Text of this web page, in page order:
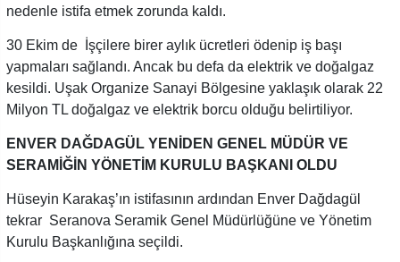
nedenle istifa etmek zorunda kaldı.
30 Ekim de İşçilere birer aylık ücretleri ödenip iş başı
yapmaları sağlandı. Ancak bu defa da elektrik ve doğalgaz
kesildi. Uşak Organize Sanayi Bölgesine yaklaşık olarak 22
Milyon TL doğalgaz ve elektrik borcu olduğu belirtiliyor.
ENVER DAĞDAGÜL YENİDEN GENEL MÜDÜR VE
SERAMİĞİN YÖNETİM KURULU BAŞKANI OLDU
Hüseyin Karakaş’ın istifasının ardından Enver Dağdagül
tekrar Seranova Seramik Genel Müdürlüğüne ve Yönetim
Kurulu Başkanlığına seçildi.